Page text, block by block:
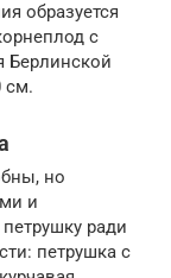
образуется
с
Берлинской
см.
но
и
ради
петрушка с